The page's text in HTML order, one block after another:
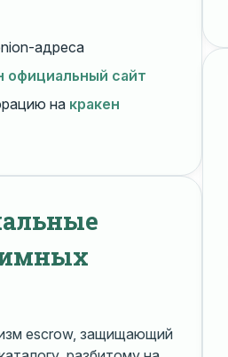
адреса
официальный сайт
на кракен
escrow, защищающий